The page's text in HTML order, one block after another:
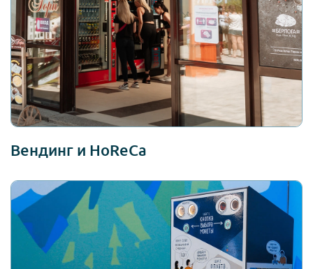
Вендинг и HoReCa